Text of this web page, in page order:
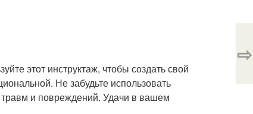
этот инструктаж, чтобы создать свой
Не забудьте использовать
и повреждений. Удачи в вашем
⇨